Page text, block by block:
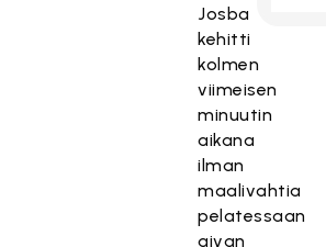
Josba
kehitti
kolmen
viimeisen
minuutin
aikana
ilman
maalivahtia
pelatessaan
aivan